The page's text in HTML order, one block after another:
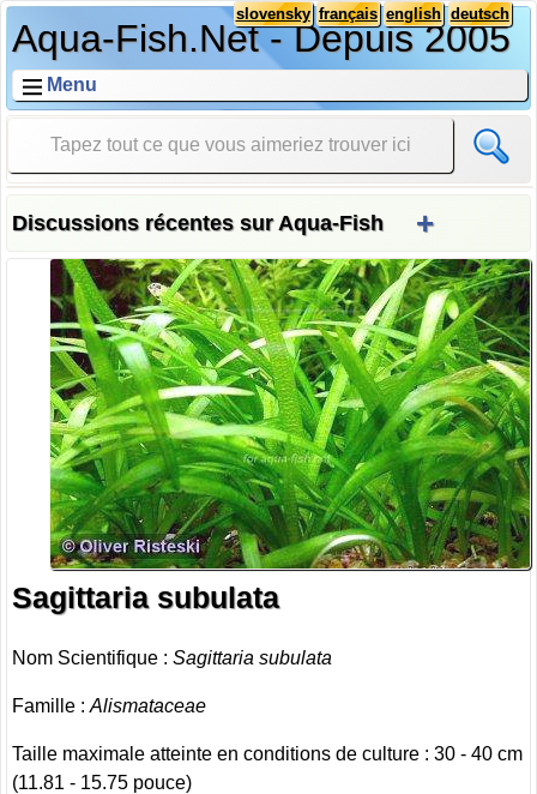
Aqua-Fish.Net - Depuis 2005
deutsch
english
français
slovensky
Menu
Discussions récentes sur Aqua-Fish +
Sagittaria subulata
Nom Scientifique :Sagittaria subulata
Famille :Alismataceae
Taille maximale atteinte en conditions de culture : 30 - 40 cm
(11.81 - 15.75 pouce)